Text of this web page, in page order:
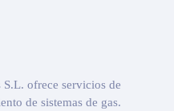
S.L. ofrece servicios de
de sistemas de gas.